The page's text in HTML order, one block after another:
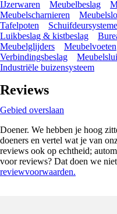
IJzerwaren
Meubelbeslag
Meubelscharnieren
Tafelpoten
Luikbeslag & kistbeslag
Meubelglijders
Meubelvoeten
Verbindingsbeslag
Industriële buizensysteem
Reviews
Gebied overslaan
Doener. We hebben je hoog
doeners en vertel wat je van
reviews ook op echtheid;
voor reviews? Dat doen we
reviewvoorwaarden.